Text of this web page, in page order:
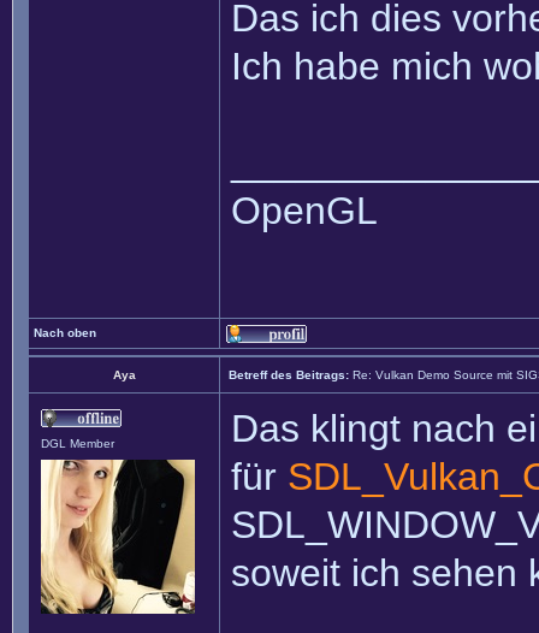
Das ich dies
Ich habe mich
OpenGL
Nach oben
Aya Betreff des Beitrags: Re: Vulkan Demo Source mit
DGL Member
Das klingt nach
für
soweit ich sehen